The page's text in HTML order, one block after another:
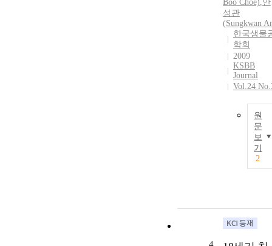
Boo Choe),안
성관
(Sungkwan
한국생물
학회
2009
KSBB
Journal
Vol.24
원
문
보
기
2